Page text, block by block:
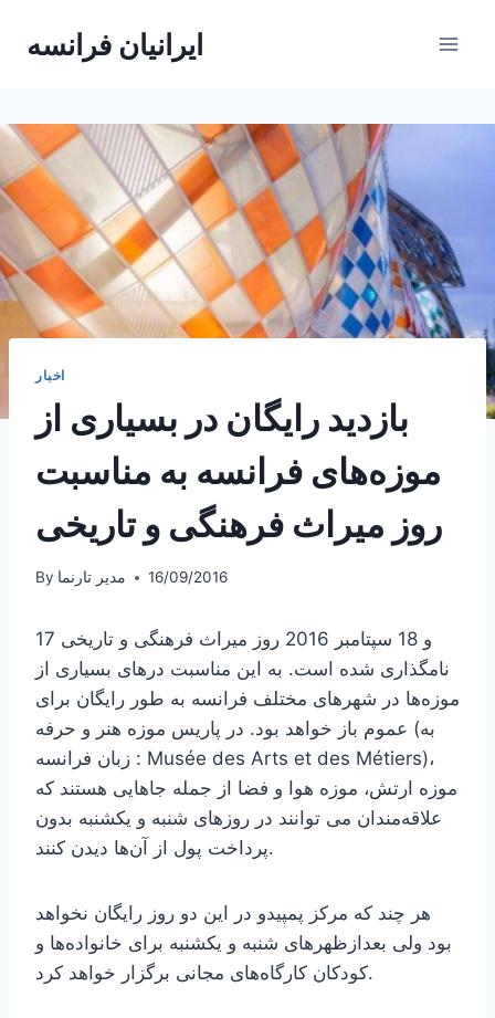
ایرانیان فرانسه
اخبار
بازدید رایگان در بسیاری از
موزه‌های فرانسه به مناسبت
روز میراث فرهنگی و تاریخی
By مدیر تارنما 16/09/2016
17 و 18 سپتامبر 2016 روز میراث فرهنگی و تاریخی
نامگذاری شده است. به این مناسبت درهای بسیاری از
موزه‌ها در شهرهای مختلف فرانسه به طور رایگان برای
عموم باز خواهد بود. در پاریس موزه هنر و حرفه (به
زبان فرانسه : Musée des Arts et des Métiers)،
موزه ارتش، موزه هوا و فضا از جمله جاهایی هستند که
علاقه‌مندان می توانند در روزهای شنبه و یکشنبه بدون
پرداخت پول از آن‌ها دیدن کنند.
هر چند که مرکز پمپیدو در این دو روز رایگان نخواهد
بود ولی بعدازظهرهای شنبه و یکشنبه برای خانواده‌ها و
کودکان کارگاه‌های مجانی برگزار خواهد کرد.